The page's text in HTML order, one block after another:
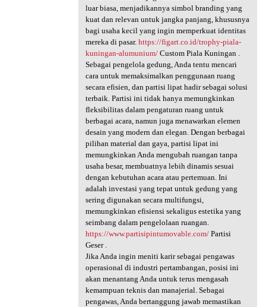
luar biasa, menjadikannya simbol branding yang
kuat dan relevan untuk jangka panjang, khususnya
bagi usaha kecil yang ingin memperkuat identitas
mereka di pasar. https://figart.co.id/trophy-piala-
kuningan-alumunium/Custom Piala Kuningan .
Sebagai pengelola gedung, Anda tentu mencari
cara untuk memaksimalkan penggunaan ruang
secara efisien, dan partisi lipat hadir sebagai solusi
terbaik. Partisi ini tidak hanya memungkinkan
fleksibilitas dalam pengaturan ruang untuk
berbagai acara, namun juga menawarkan elemen
desain yang modern dan elegan. Dengan berbagai
pilihan material dan gaya, partisi lipat ini
memungkinkan Anda mengubah ruangan tanpa
usaha besar, membuatnya lebih dinamis sesuai
dengan kebutuhan acara atau pertemuan. Ini
adalah investasi yang tepat untuk gedung yang
sering digunakan secara multifungsi,
memungkinkan efisiensi sekaligus estetika yang
seimbang dalam pengelolaan ruangan.
https://www.partisipintumovable.com/Partisi
Geser .
Jika Anda ingin meniti karir sebagai pengawas
operasional di industri pertambangan, posisi ini
akan menantang Anda untuk terus mengasah
kemampuan teknis dan manajerial. Sebagai
pengawas, Anda bertanggung jawab memastikan